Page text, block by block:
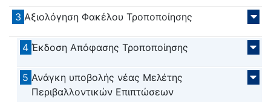
3 Αξιολόγηση Φακέλου Τροποποίησης
4 Έκδοση Απόφασης Τροποποίησης
5 Ανάγκη υποβολής νέας Μελέτης
Περιβαλλοντικών Επιπτώσεων